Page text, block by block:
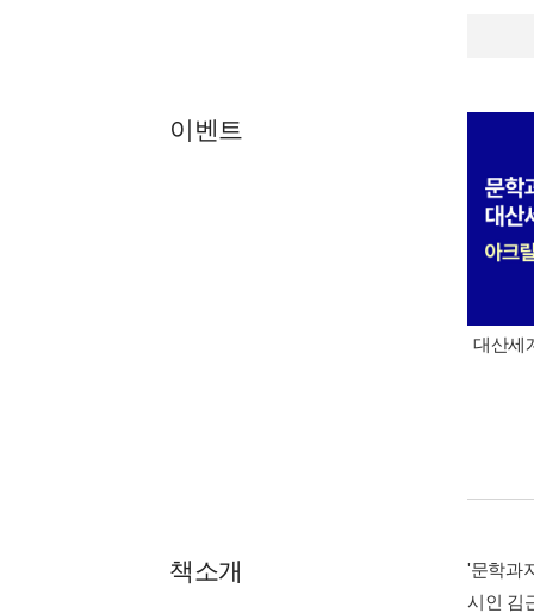
이벤트
대산세
책소개
'문학과
시인 김